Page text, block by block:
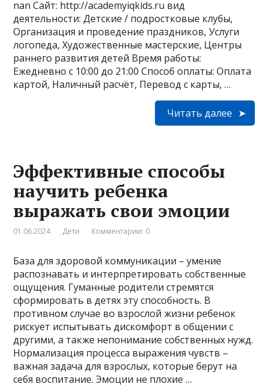
nan Сайт: http://academyiqkids.ru вид
деятельности: Детские / подростковые клубы,
Организация и проведение праздников, Услуги
логопеда, Художественные мастерские, Центры
раннего развития детей Время работы:
Ежедневно с 10:00 до 21:00 Способ оплаты: Оплата
картой, Наличный расчёт, Перевод с карты, …
Читать далее
Эффективные способы
научить ребенка
выражать свои эмоции
01.06.2024 Дети Комментарии: 0
База для здоровой коммуникации – умение
распознавать и интерпретировать собственные
ощущения. Гуманные родители стремятся
сформировать в детях эту способность. В
противном случае во взрослой жизни ребенок
рискует испытывать дискомфорт в общении с
другими, а также непонимание собственных нужд.
Нормализация процесса выражения чувств –
важная задача для взрослых, которые берут на
себя воспитание. Эмоции не плохие …